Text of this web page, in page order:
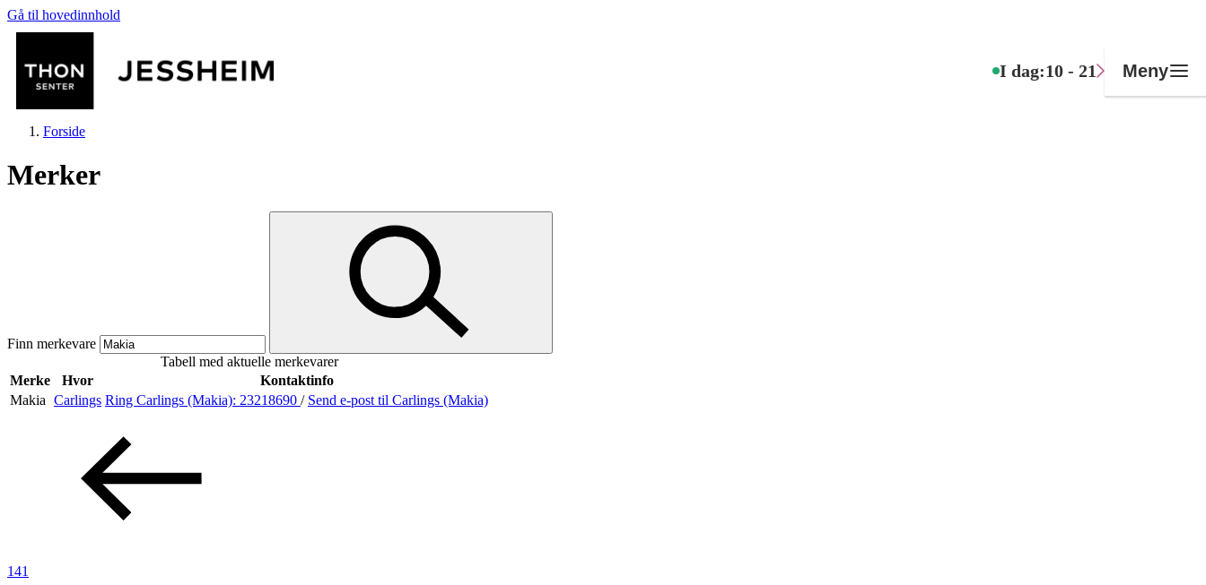
Gå til hovedinnhold
I dag:10 - 21 Meny
Mat og drikke
Helse
Aktiviteter
Tilbud
Forside
Merker
Finn merkevare
Tabell med aktuelle merkevarer
Merke
Hvor
Kontaktinfo
Makia Carlings Ring Carlings (Makia): 23218690 / Send e-post til Carlings (Makia)
141